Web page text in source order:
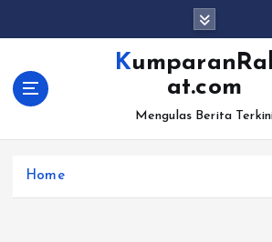
KumparanRaky
at.com
Mengulas Berita
Home